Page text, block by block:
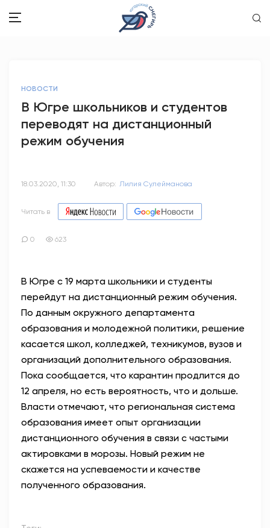
ОБРАЗОВАНИЕ
КУЛЬТУРА
СПОРТ
АНТИТЕРРОР
НОВОСТИ
ОФИЦИАЛЬНО
82,17
НОВОСТИ
В Югре школьников и студентов
переводят на дистанционный
режим обучения
18.03.2020, 11:30 Автор: Лилия Сулейманова
Читать в
0 623
В Югре с 19 марта школьники и студенты
перейдут на дистанционный режим обучения.
По данным окружного департамента
образования и молодежной политики, решение
касается школ, колледжей, техникумов, вузов и
организаций дополнительного образования.
Пока сообщается, что карантин продлится до
12 апреля, но есть вероятность, что и дольше.
Власти отмечают, что региональная система
образования имеет опыт организации
дистанционного обучения в связи с частыми
актировками в морозы. Новый режим не
скажется на успеваемости и качестве
полученного образования.